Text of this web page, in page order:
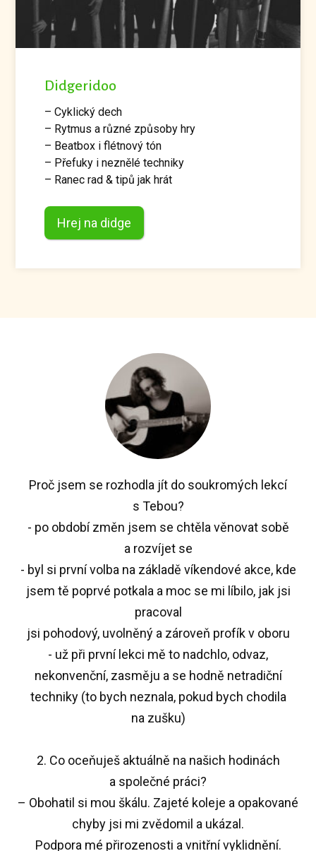
Didgeridoo
– Cyklický dech
– Rytmus a různé způsoby hry
– Beatbox i flétnový tón
– Přefuky i neznělé techniky
– Ranec rad & tipů jak hrát
Hrej na didge
Proč jsem se rozhodla jít do soukromých lekcí
s Tebou?
- po období změn jsem se chtěla věnovat sobě
a rozvíjet se
- byl si první volba na základě víkendové akce, kde
jsem tě poprvé potkala a moc se mi líbilo, jak jsi
pracoval
jsi pohodový, uvolněný a zároveň profík v oboru
- už při první lekci mě to nadchlo, odvaz,
nekonvenční, zasměju a se hodně netradiční
techniky (to bych neznala, pokud bych chodila
na zušku)
2. Co oceňuješ aktuálně na našich hodinách
a společné práci?
– Obohatil si mou škálu. Zajeté koleje a opakované
chyby jsi mi zvědomil a ukázal.
Podpora mé přirozenosti a vnitřní vyklidnění.